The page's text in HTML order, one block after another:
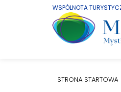
WSPÓLNOTA
STRONA STARTOWA